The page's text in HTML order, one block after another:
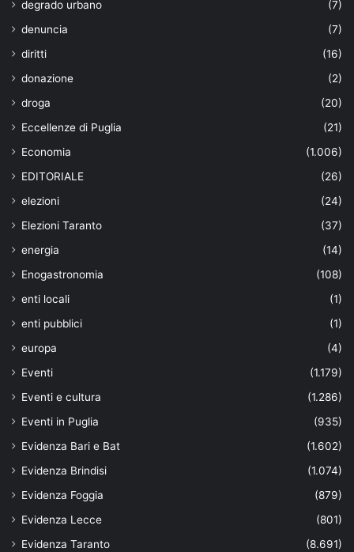
degrado urbano
(7)
denuncia
(7)
diritti
(16)
donazione
(2)
droga
(20)
Eccellenze di Puglia
(21)
Economia
(1.006)
EDITORIALE
(26)
elezioni
(24)
Elezioni Taranto
(37)
energia
(14)
Enogastronomia
(108)
enti locali
(1)
enti pubblici
(1)
europa
(4)
Eventi
(1.179)
Eventi e cultura
(1.286)
Eventi in Puglia
(935)
Evidenza Bari e Bat
(1.602)
Evidenza Brindisi
(1.074)
Evidenza Foggia
(879)
Evidenza Lecce
(801)
Evidenza Taranto
(8.691)